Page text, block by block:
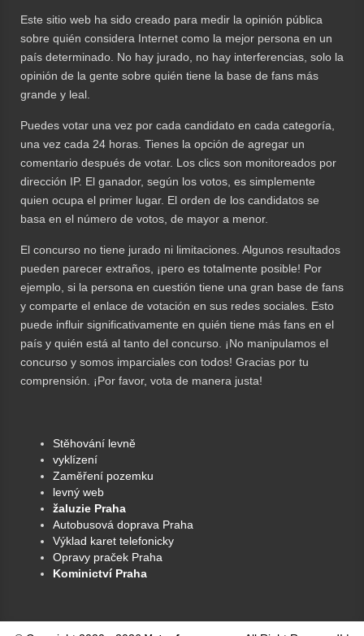
Este sitio web ha sido creado para medir la opinión pública
sobre quién considera Internet como la mejor persona en un
país determinado. No hay jurado, no hay interferencias, solo la
opinión de la gente sobre quién tiene la base de fans más
grande y leal.
Puedes votar una vez por cada candidato en cada categoría,
una vez cada 24 horas. Tienes la opción de agregar un
comentario después de votar. Los clics son monitoreados por
dirección IP. El ganador, según los votos, es simplemente
quien ocupa el primer lugar. El orden de los candidatos se
basa en el número de votos, de mayor a menor.
El concurso no tiene jurado ni limitaciones. Algunos resultados
pueden parecer extraños, ¡pero es totalmente posible! Por
ejemplo, si la persona en cuestión tiene una gran base de fans
y comparte el enlace de votación en sus redes sociales. Esto
puede influir significativamente en quién tiene más fans en el
país y quién está al tanto del concurso. ¡No manipulamos el
concurso y somos imparciales con todos! Gracias por tu
comprensión. ¡Por favor, vota de manera justa!
Stěhování levně
vyklízení
Zaměření pozemku
levný web
žaluzie Praha
Autobusová doprava Praha
Výklad karet telefonicky
Opravy praček Praha
Kominictví Praha